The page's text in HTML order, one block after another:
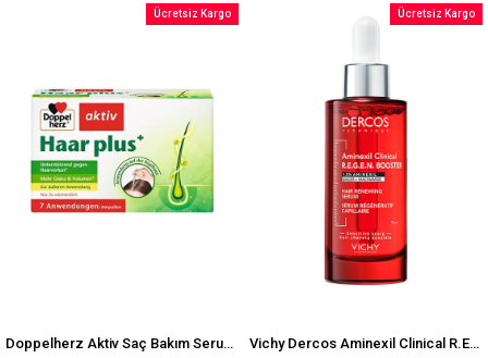
Doppelherz Aktiv Saç Bakım Serumu 6 ml x 7 Ampul
İndirim
Ücretsiz Kargo
Vichy Dercos Aminexil Clinical R.E.G.E.N. Booster 90 ml
İndirim
Ücretsiz Kargo